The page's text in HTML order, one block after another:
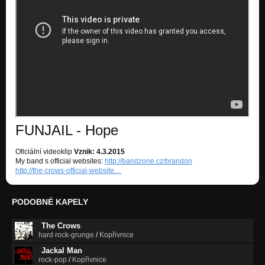
FUNJAIL - Hope
Oficiální videoklip Vznik: 4.3.2015
My band s official websites: http://bandzone.cz/brandon
http://the-crows-official-website…
PODOBNÉ KAPELY
The Crows
hard rock-grunge / Kopřivnice
Jackal Man
rock-pop / Kopřivnice